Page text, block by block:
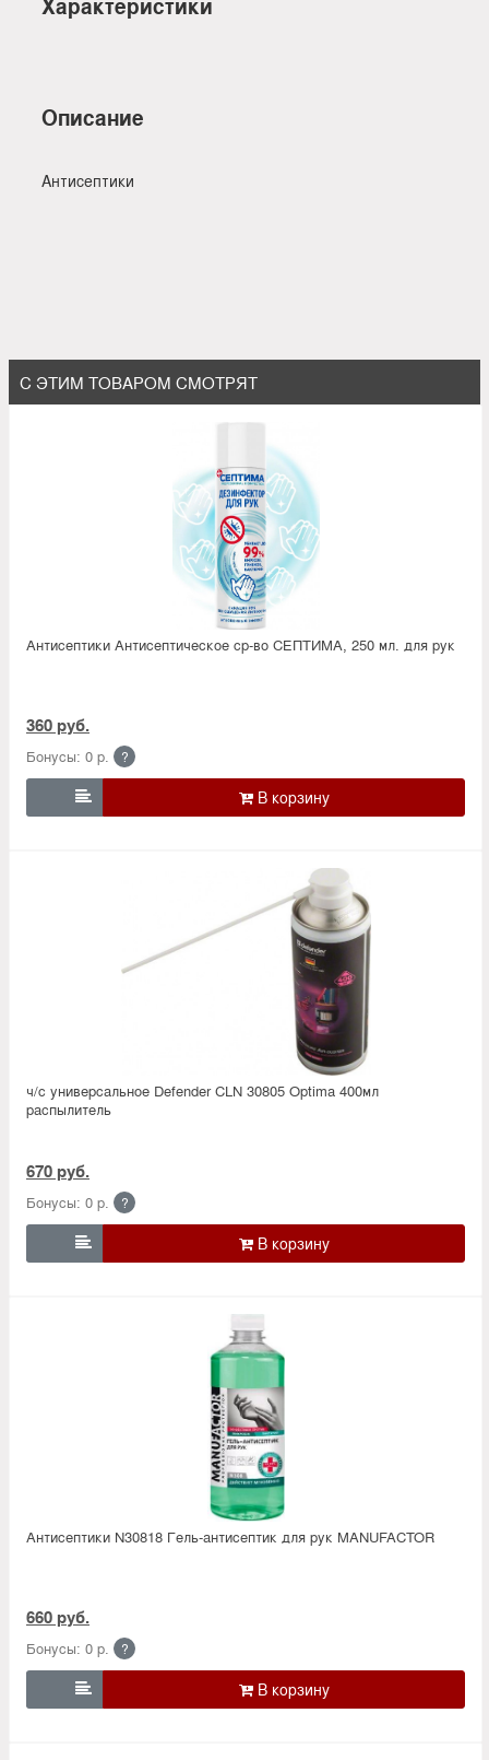
Характеристики
Описание
Антисептики
С ЭТИМ ТОВАРОМ СМОТРЯТ
Антисептики Антисептическое ср-во СЕПТИМА, 250 мл. для рук
360 руб.
Бонусы: 0 р. ?

ч/с универсальное Defender CLN 30805 Optima 400мл
распылитель
670 руб.
Бонусы: 0 р. ?

Антисептики N30818 Гель-антисептик для рук MANUFACTOR
660 руб.
Бонусы: 0 р. ?
